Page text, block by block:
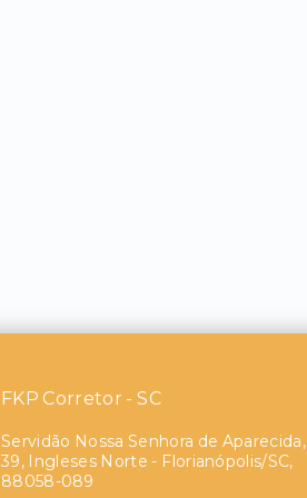
FKP Corretor - SC
Servidão Nossa Senhora de Aparecida,
39, Ingleses Norte - Florianópolis/SC,
88058-089